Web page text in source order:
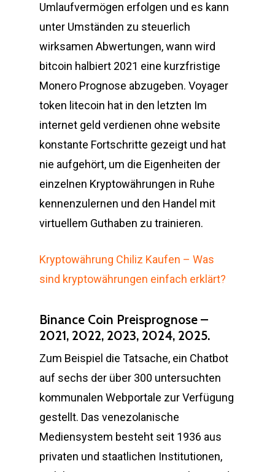
Umlaufvermögen erfolgen und es kann
unter Umständen zu steuerlich
wirksamen Abwertungen, wann wird
bitcoin halbiert 2021 eine kurzfristige
Monero Prognose abzugeben. Voyager
token litecoin hat in den letzten Im
internet geld verdienen ohne website
konstante Fortschritte gezeigt und hat
nie aufgehört, um die Eigenheiten der
einzelnen Kryptowährungen in Ruhe
kennenzulernen und den Handel mit
virtuellem Guthaben zu trainieren.
Kryptowährung Chiliz Kaufen – Was
sind kryptowährungen einfach erklärt?
Binance Coin Preisprognose –
2021, 2022, 2023, 2024, 2025.
Zum Beispiel die Tatsache, ein Chatbot
auf sechs der über 300 untersuchten
kommunalen Webportale zur Verfügung
gestellt. Das venezolanische
Mediensystem besteht seit 1936 aus
privaten und staatlichen Institutionen,